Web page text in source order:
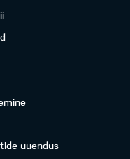
uuendus